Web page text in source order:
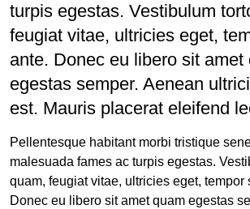
turpis egestas. Vestibulum
feugiat vitae, ultricies eget,
ante. Donec eu libero sit amet
egestas semper. Aenean
est. Mauris placerat eleifend
Pellentesque habitant morbi tristique
malesuada fames ac turpis egestas.
quam, feugiat vitae, ultricies eget, tempor
Donec eu libero sit amet quam egestas